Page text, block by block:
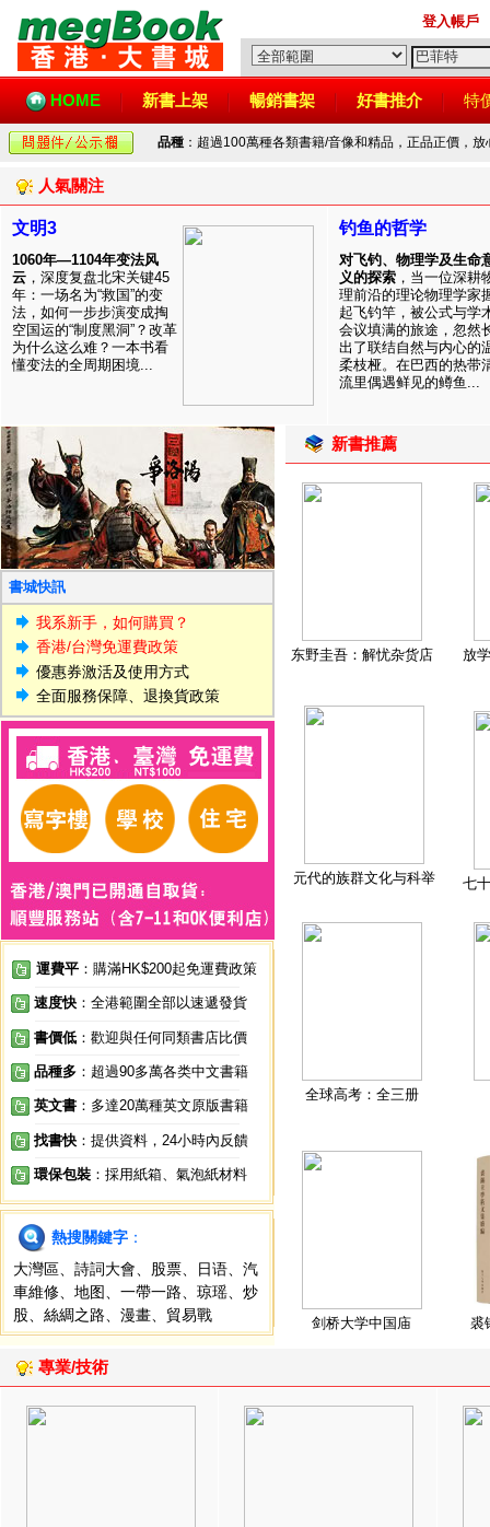
登入帳戶
HOME 新書上架 暢銷書架 好書推介 特
品種 ：超過100萬種各類書籍/音像和精品，正品正價，
人氣關注
文明3
1060年—1104年变法风
云 ，深度复盘北宋关键45
年：一场名为“救国”的变
法，如何一步步演变成掏
空国运的“制度黑洞”？改革
为什么这么难？一本书看
懂变法的全周期困境...
钓鱼的哲学
对飞钓、物理学及生命
义的探索 ，当一位深耕
理前沿的理论物理学家
起飞钓竿，被公式与学
会议填满的旅途，忽然
出了联结自然与内心的
柔枝桠。在巴西的热带
流里偶遇鲜见的鳟鱼...
書城快訊
我系新手，如何購買？
香港/台灣免運費政策
優惠券激活及使用方式
全面服務保障、退換貨政策
運費平 ：購滿HK$200起免運費政策
速度快 ：全港範圍全部以速遞發貨
書價低 ：歡迎與任何同類書店比價
品種多 ：超過90多萬各类中文書籍
英文書 ：多達20萬種英文原版書籍
找書快 ：提供資料，24小時內反饋
環保包裝 ：採用紙箱、氣泡紙材料
熱搜關鍵字 ：
大灣區
詩詞大會 股票 日语
汽
車維修
地图 一帶一路 琼瑶
炒
股
絲綢之路 漫畫 貿易戰
新書推薦
东野圭吾：解忧杂货店 放
元代的族群文化与科举 七
全球高考：全三册
剑桥大学中国庙 裘
專業/技術